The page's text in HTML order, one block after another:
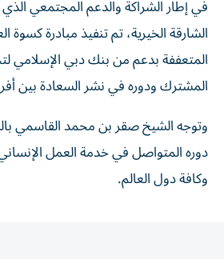
في إطار الشراكة والدعم المجتمعي
الشارقة الخيرية، تم تنفيذ مبادرة كسوة
المتعففة بدعم من بنك دبي الإسلامي
المشترك ودوره في نشر السعادة بين
وتوجه الشيخ صقر بن محمد القاسمي
دوره المتواصل في خدمة العمل
وكافة دول العالم.